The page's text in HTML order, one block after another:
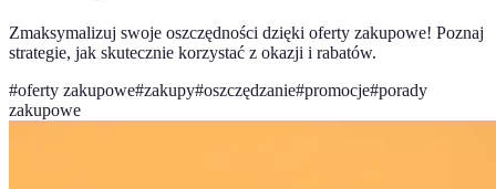
Zmaksymalizuj swoje oszczędności dzięki oferty zakupowe! Poznaj
strategie, jak skutecznie korzystać z okazji i rabatów.
#oferty zakupowe#zakupy#oszczędzanie#promocje#porady
zakupowe